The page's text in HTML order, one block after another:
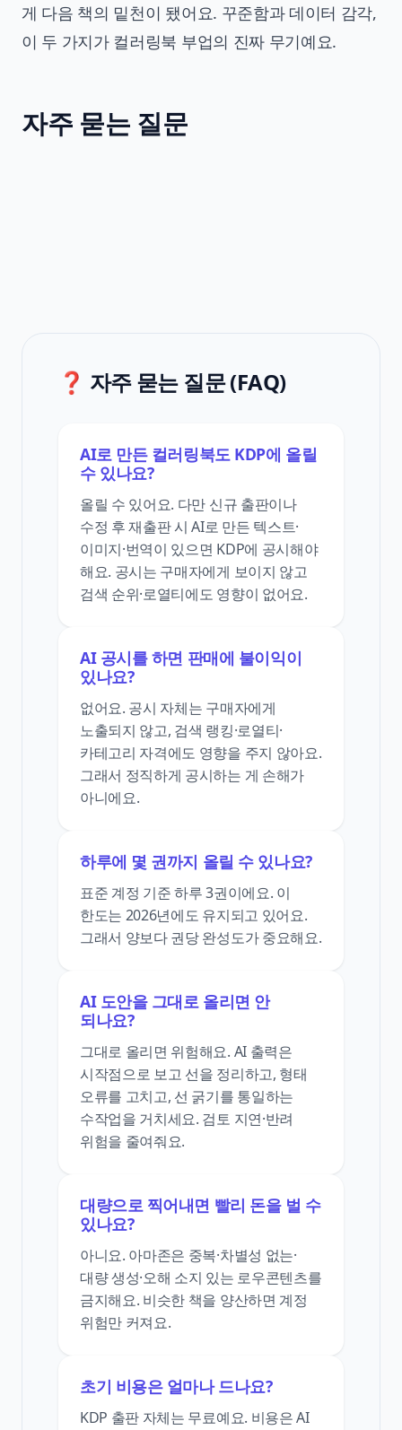
게 다음 책의 밑천이 됐어요. 꾸준함과 데이터 감각,
이 두 가지가 컬러링북 부업의 진짜 무기예요.
자주 묻는 질문
❓ 자주 묻는 질문 (FAQ)
AI로 만든 컬러링북도 KDP에 올릴
수 있나요?
올릴 수 있어요. 다만 신규 출판이나
수정 후 재출판 시 AI로 만든 텍스트·
이미지·번역이 있으면 KDP에 공시해야
해요. 공시는 구매자에게 보이지 않고
검색 순위·로열티에도 영향이 없어요.
AI 공시를 하면 판매에 불이익이
있나요?
없어요. 공시 자체는 구매자에게
노출되지 않고, 검색 랭킹·로열티·
카테고리 자격에도 영향을 주지 않아요.
그래서 정직하게 공시하는 게 손해가
아니에요.
하루에 몇 권까지 올릴 수 있나요?
표준 계정 기준 하루 3권이에요. 이
한도는 2026년에도 유지되고 있어요.
그래서 양보다 권당 완성도가 중요해요.
AI 도안을 그대로 올리면 안
되나요?
그대로 올리면 위험해요. AI 출력은
시작점으로 보고 선을 정리하고, 형태
오류를 고치고, 선 굵기를 통일하는
수작업을 거치세요. 검토 지연·반려
위험을 줄여줘요.
대량으로 찍어내면 빨리 돈을 벌 수
있나요?
아니요. 아마존은 중복·차별성 없는·
대량 생성·오해 소지 있는 로우콘텐츠를
금지해요. 비슷한 책을 양산하면 계정
위험만 커져요.
초기 비용은 얼마나 드나요?
KDP 출판 자체는 무료예요. 비용은 AI